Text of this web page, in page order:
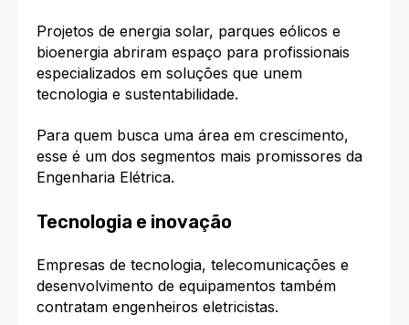
Projetos de energia solar, parques eólicos e
bioenergia abriram espaço para profissionais
especializados em soluções que unem
tecnologia e sustentabilidade.
Para quem busca uma área em crescimento,
esse é um dos segmentos mais promissores da
Engenharia Elétrica.
Tecnologia e inovação
Empresas de tecnologia, telecomunicações e
desenvolvimento de equipamentos também
contratam engenheiros eletricistas.